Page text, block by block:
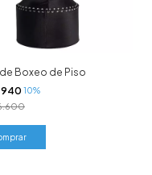
Boxeo de Piso
10%